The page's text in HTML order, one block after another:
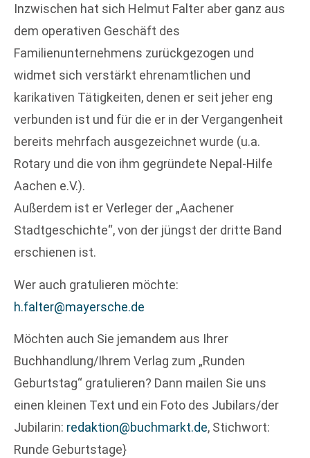
Inzwischen hat sich Helmut Falter aber ganz aus
dem operativen Geschäft des
Familienunternehmens zurückgezogen und
widmet sich verstärkt ehrenamtlichen und
karikativen Tätigkeiten, denen er seit jeher eng
verbunden ist und für die er in der Vergangenheit
bereits mehrfach ausgezeichnet wurde (u.a.
Rotary und die von ihm gegründete Nepal-Hilfe
Aachen e.V.).
Außerdem ist er Verleger der „Aachener
Stadtgeschichte“, von der jüngst der dritte Band
erschienen ist.
Wer auch gratulieren möchte:
h.falter@mayersche.de
Möchten auch Sie jemandem aus Ihrer
Buchhandlung/Ihrem Verlag zum „Runden
Geburtstag“ gratulieren? Dann mailen Sie uns
einen kleinen Text und ein Foto des Jubilars/der
Jubilarin: redaktion@buchmarkt.de, Stichwort:
Runde Geburtstage}